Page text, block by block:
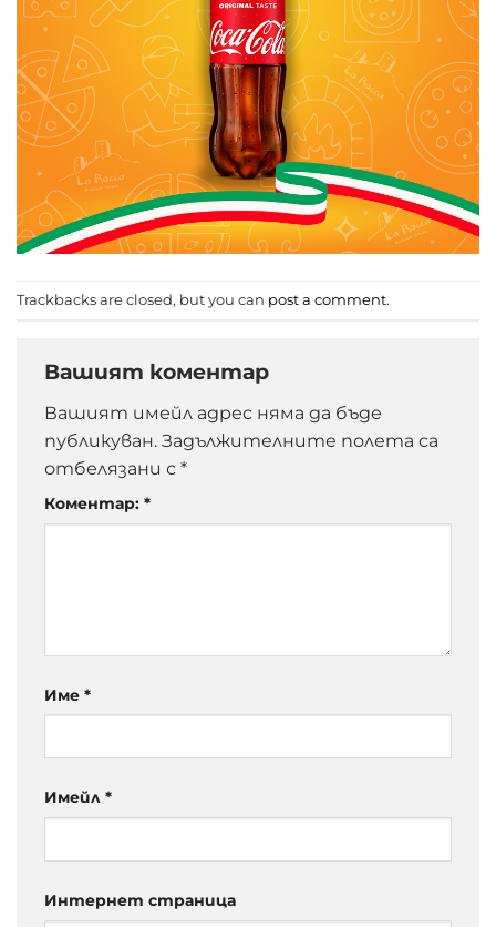
Trackbacks are closed, but you can post a comment.
Вашият коментар
Вашият имейл адрес няма да бъде
публикуван. Задължителните полета са
отбелязани с *
Коментар: *
Име *
Имейл *
Интернет страница